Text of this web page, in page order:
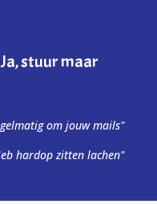
om jouw mails"
hardop zitten lachen"